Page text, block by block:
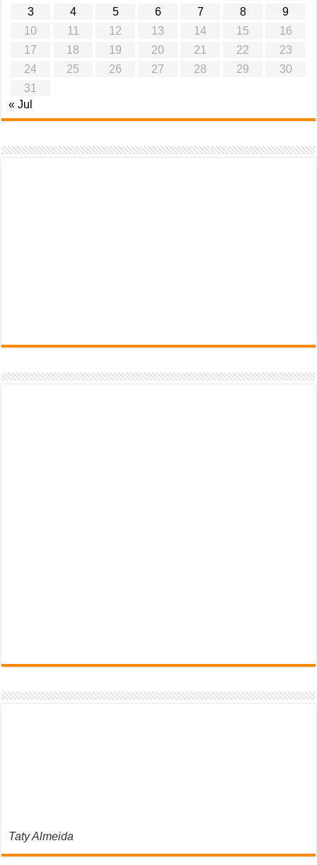
3
4 5 6 7 8
9
10
11 12 13 14 15
16
17
18 19 20 21 22
23
24
25 26 27 28 29
30
31
« Jul
Taty Almeida